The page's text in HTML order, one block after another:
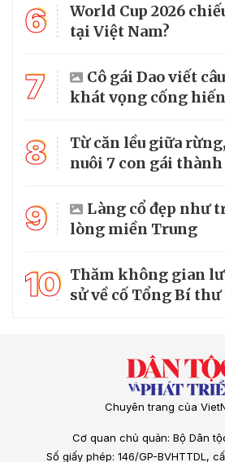
6
World Cup 2026
tại Việt Nam?
7
Cô gái Dao viết
khát vọng cống hiến
8
Từ căn lều giữa
nuôi 7 con gái
9
Làng cổ đẹp như
lòng miền Trung
10 Thăm không gian
sử về cố Tổng Bí
Chuyên trang của
Cơ quan chủ quản: Bộ Dân
Số giấy phép: 146/GP-BVHTTDL,